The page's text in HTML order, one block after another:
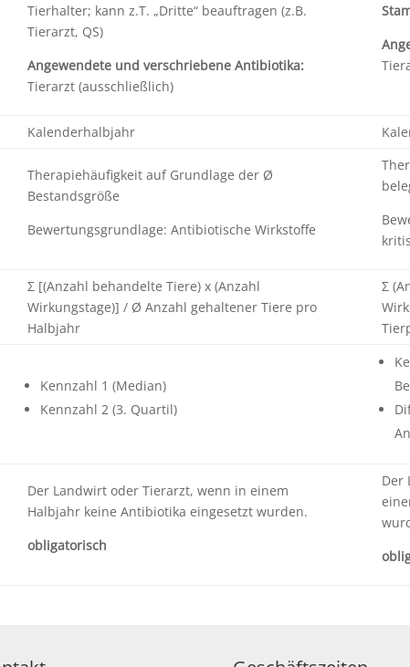
Tierhalter; kann z.T. „Dritte“ beauftragen (z.B.
Tierarzt, QS)
Angewendete und verschriebene Antibiotika:
Tierarzt (ausschließlich)
Kalenderhalbjahr
Therapiehäufigkeit auf Grundlage der Ø
Bestandsgröße
Bewertungsgrundlage: Antibiotische Wirkstoffe
Σ [(Anzahl behandelte Tiere) x (Anzahl
Wirkungstage)] / Ø Anzahl gehaltener Tiere pro
Halbjahr
Σ
Kennzahl 1 (Median)
Kennzahl 2 (3. Quartil)
Der Landwirt oder Tierarzt, wenn in einem
Halbjahr keine Antibiotika eingesetzt wurden.
obligatorisch
Der